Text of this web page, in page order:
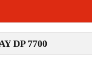
DP 7700